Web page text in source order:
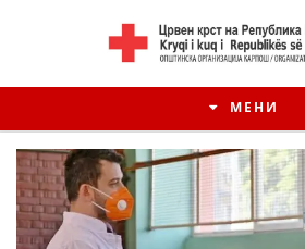
МЕНИ